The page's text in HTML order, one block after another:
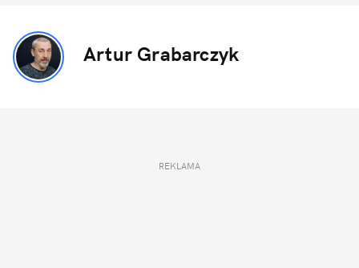
Artur Grabarczyk
REKLAMA